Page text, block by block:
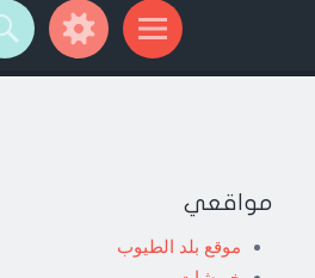
مواقعي
موقع بلد الطيوب